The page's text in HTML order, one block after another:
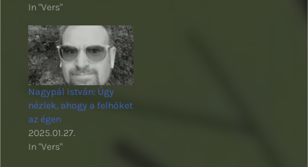
In "Vers"
Nagypál István: Úgy
nézlek, ahogy a felhőket
az égen
2025.01.27.
In "Vers"